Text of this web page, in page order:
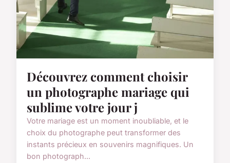
Découvrez comment choisir
un photographe mariage qui
sublime votre jour j
Votre mariage est un moment inoubliable, et le
choix du photographe peut transformer des
instants précieux en souvenirs magnifiques. Un
bon photograph...